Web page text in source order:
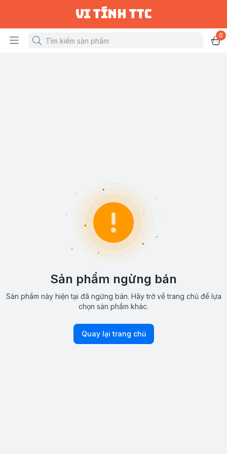
vi tính ttc
0
Sản phẩm ngừng bán
Sản phẩm này hiện tại đã ngừng bán. Hãy trở về trang chủ để lựa
chọn sản phẩm khác.
Quay lại trang chủ